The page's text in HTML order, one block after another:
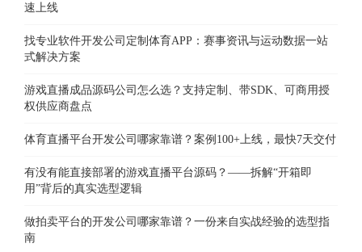
速上线
找专业软件开发公司定制体育APP：赛事资讯与运动数据一站
式解决方案
游戏直播成品源码公司怎么选？支持定制、带SDK、可商用授
权供应商盘点
体育直播平台开发公司哪家靠谱？案例100+上线，最快7天交付
有没有能直接部署的游戏直播平台源码？——拆解“开箱即
用”背后的真实选型逻辑
做拍卖平台的开发公司哪家靠谱？一份来自实战经验的选型指
南